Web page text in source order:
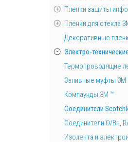
Пленки защиты
Пленки для стекла
Декоративные
Электро-
Термопроводящие
Заливные муфты 3М
Компаунды 3М ™
Соединители
Соединители O/B+,
Изолента и